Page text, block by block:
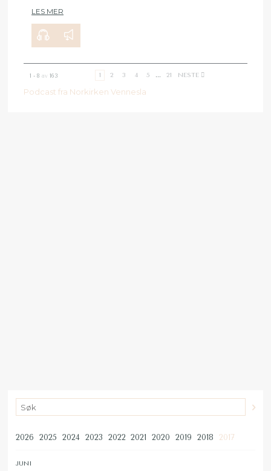
LES MER
1 - 8av 163 1 2 3 4 5 ... 21 NESTE
Podcast fra Norkirken Vennesla
2026 2025 2024 2023 2022 2021 2020 2019 2018 2017
JUNI